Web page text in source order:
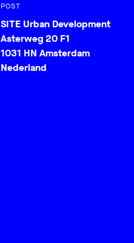
POST
SITE Urban Development
Asterweg 20 F1
1031 HN Amsterdam
Nederland